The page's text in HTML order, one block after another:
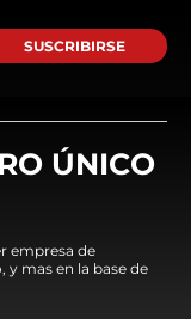
SUSCRIBIRSE
ÚNICO
empresa de
mas en la base de